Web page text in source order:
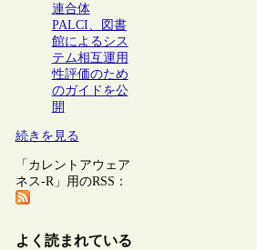
連合体
PALCI、図書
館によるシス
テム相互運用
性評価のため
のガイドを公
開
続きを見る
「カレントアウェア
ネス-R」用のRSS：
よく読まれている